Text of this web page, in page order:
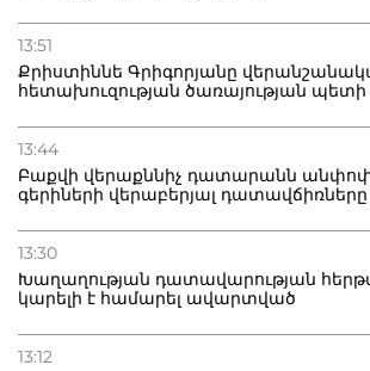
13:51
Քրիստիննե Գրիգորյանը
հետախուզության ծառայության
13:44
Բաքվի վերաքննիչ դատարանն
գերիների վերաբերյալ դատավճիռները
13:30
Խաղաղության դատավարության
կարելի է համարել ավարտված
13:12